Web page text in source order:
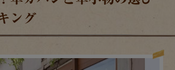
ング